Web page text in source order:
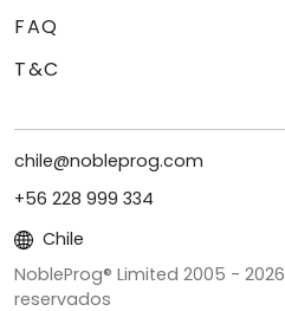
FAQ
T&C
chile@nobleprog.com
+56 228 999 334
Chile
NobleProg® Limited 2005 - 2026
reservados